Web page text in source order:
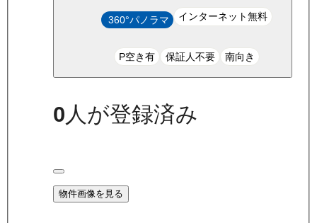
360°パノラマ インターネット無料
P空き有 保証人不要 南向き
0 人が登録済み
物件画像を見る